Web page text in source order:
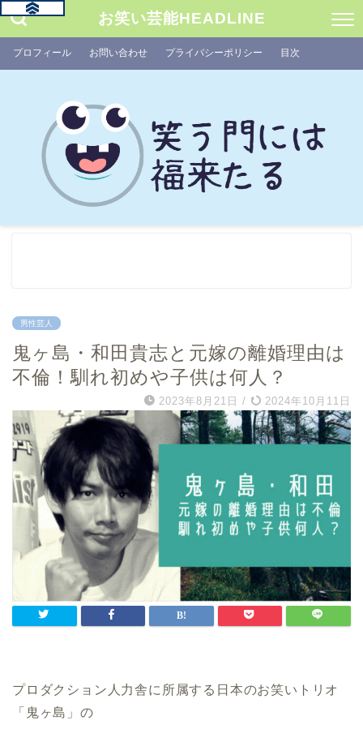
お笑い芸能HEADLINE
プロフィール お問い合わせ プライバシーポリシー 目次
男性芸人
鬼ヶ島・和田貴志と元嫁の離婚理由は
不倫！馴れ初めや子供は何人？
2023年8月21日 / 2024年10月11日
プロダクション人力舎に所属する日本のお笑いトリオ
「鬼ヶ島」の